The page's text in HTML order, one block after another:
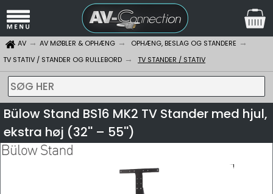
AV AV MØBLER & OPHÆNG
OPHÆNG, BESLAG OG STANDERE
TV STATIV / STANDER OG RULLEBORD
TV STANDER / STATIV
SØG HER
Bülow Stand BS16 MK2 TV Stander med hjul,
ekstra høj (32'' – 55'')